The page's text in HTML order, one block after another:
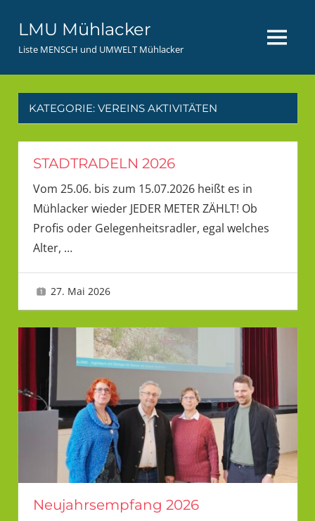
Inhalt
springen
LMU Mühlacker
Liste MENSCH und UMWELT Mühlacker MENÜ
KATEGORIE: VEREINS AKTIVITÄTEN
STADTRADELN 2026
Vom 25.06. bis zum 15.07.2026 heißt es in
Mühlacker wieder JEDER METER ZÄHLT! Ob
Profis oder Gelegenheitsradler, egal welches
Alter, …
27. Mai 2026
Neujahrsempfang 2026